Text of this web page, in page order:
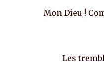
Mon Dieu !
Les